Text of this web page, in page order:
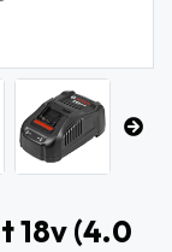
18v (4.0